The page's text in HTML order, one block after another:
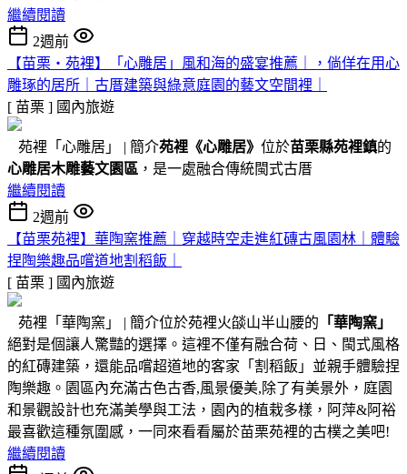
繼續閱讀
2週前
【苗栗・苑裡】「心雕居」風和海的盛宴推薦｜，倘佯在用心
雕琢的居所｜古厝建築與綠意庭園的藝文空間裡｜
[ 苗栗 ] 國內旅遊
苑裡「心雕居」 | 簡介苑裡 《心雕居》 位於苗栗縣苑裡鎮的
心雕居木雕藝文園區 ，是一處融合傳統閩式古厝
繼續閱讀
2週前
【苗栗苑裡】華陶窯推薦｜穿越時空走進紅磚古風園林｜體驗
捏陶樂趣品嚐道地割稻飯｜
[ 苗栗 ] 國內旅遊
苑裡「華陶窯」 | 簡介位於苑裡火燄山半山腰的 「華陶窯」
絕對是個讓人驚豔的選擇。這裡不僅有融合荷、日、閩式風格
的紅磚建築，還能品嚐超道地的客家「割稻飯」並親手體驗捏
陶樂趣。園區內充滿古色古香,風景優美,除了有美景外，庭園
和景觀設計也充滿美學與工法，園內的植栽多樣，阿萍&阿裕
最喜歡這種氛圍感，一同來看看屬於苗栗苑裡的古樸之美吧!
繼續閱讀